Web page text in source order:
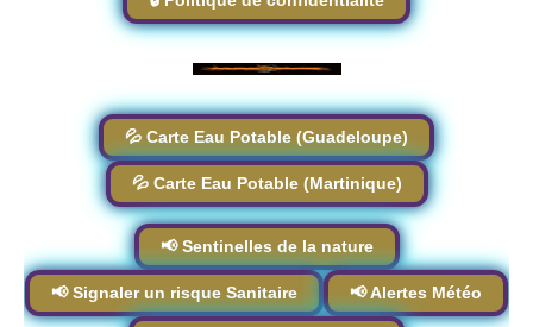
💦 Carte Eau Potable (Guadeloupe)
💦 Carte Eau Potable (Martinique)
📢 Sentinelles de la nature
📢 Signaler un risque Sanitaire 📢 Alertes Météo